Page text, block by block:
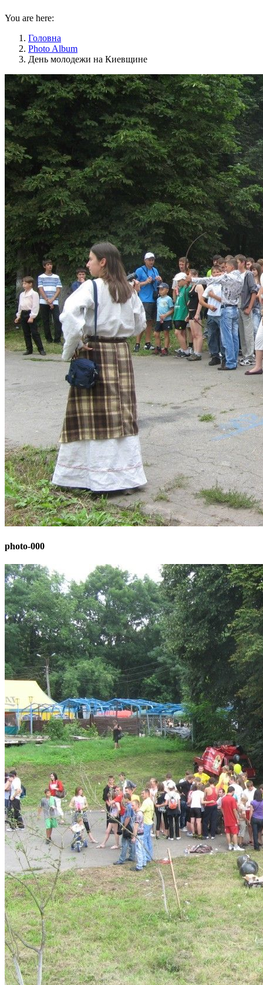
You are here:
Головна
Photo Album
День молодежи на Киевщине
photo-000